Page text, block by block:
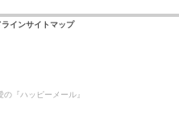
ラインサイトマップ
『ハッピーメール』